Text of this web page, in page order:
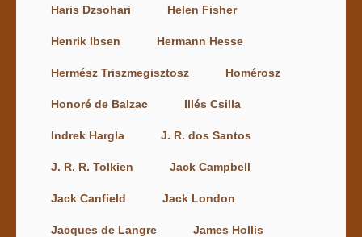
Haris Dzsohari Helen Fisher
Henrik Ibsen Hermann Hesse
Hermész Triszmegisztosz Homérosz
Honoré de Balzac Illés Csilla
Indrek Hargla J. R. dos Santos
J. R. R. Tolkien Jack Campbell
Jack Canfield Jack London
Jacques de Langre James Hollis